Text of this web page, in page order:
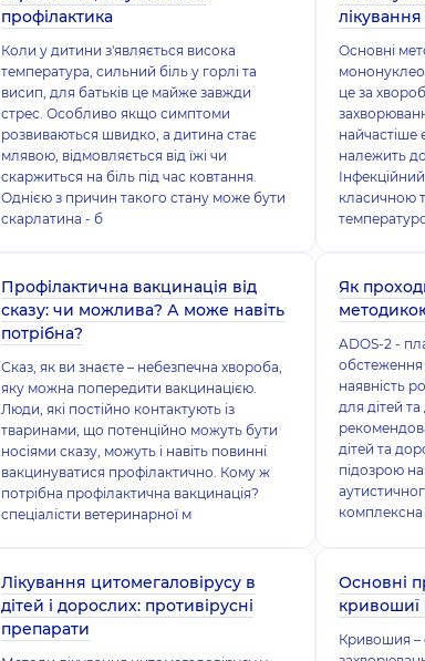
профілактика
Коли у дитини з'являється висока
температура, сильний біль у горлі та
висип, для батьків це майже завжди
стрес. Особливо якщо симптоми
розвиваються швидко, а дитина стає
млявою, відмовляється від їжі чи
скаржиться на біль під час ковтання.
Однією з причин такого стану може бути
скарлатина - б
Основні
це за
найчастіше
належить до
класичною
Профілактична вакцинація від
сказу: чи можлива? А може навіть
потрібна?
Сказ, як ви знаєте – небезпечна хвороба,
яку можна попередити вакцинацією.
Люди, які постійно контактують із
тваринами, що потенційно можуть бути
носіями сказу, можуть і навіть повинні
вакцинуватися профілактично. Кому ж
потрібна профілактична вакцинація?
спеціалісти ветеринарної м
Як
ADOS-2 -
обстеження
наявність
для дітей
дітей та
підозрою на
комплексна
Лікування цитомегаловірусу в
дітей і дорослих: противірусні
препарати
Основні
кривошиї
Кривошия –